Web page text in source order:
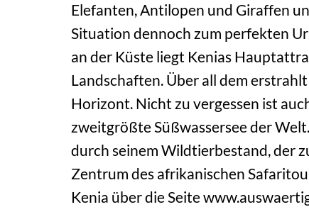
Elefanten, Antilopen und Giraffen
Situation dennoch zum perfekten
an der Küste liegt Kenias
Landschaften. Über all dem
Horizont. Nicht zu vergessen ist
zweitgrößte Süßwassersee der
durch seinem Wildtierbestand, der
Zentrum des afrikanischen
Kenia über die Seite